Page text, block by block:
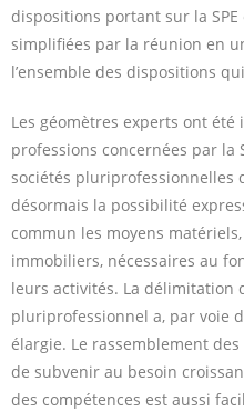
dispositions portant sur la
simplifiées par la réunion en
l’ensemble des dispositions
Les géomètres experts ont été
professions concernées par la
sociétés pluriprofessionnelles
désormais la possibilité
commun les moyens
immobiliers, nécessaires au
leurs activités. La délimitation
pluriprofessionnel a, par voie
élargie. Le rassemblement
de subvenir au besoin
des compétences est aussi